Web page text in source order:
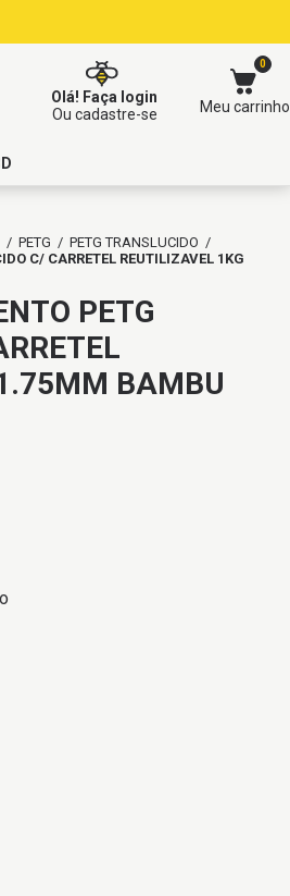
Olá! Faça login
Ou cadastre-se
0
Meu carrinho
/ PETG / PETG TRANSLUCIDO /
C/ CARRETEL REUTILIZAVEL 1KG
PETG
BAMBU